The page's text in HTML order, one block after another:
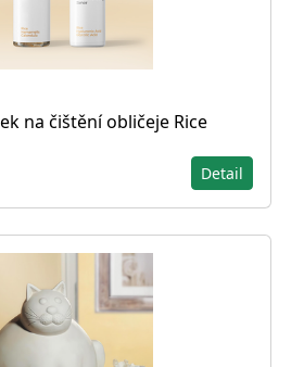
na čištění obličeje Rice
Detail